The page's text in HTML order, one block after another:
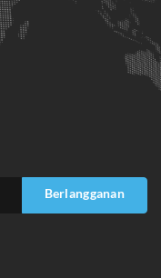
Berlangganan